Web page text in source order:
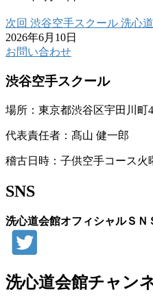
次回 渋谷空手スクール 洗心
2026年6月10日
お問い合わせ
渋谷空手スクール
場所：東京都渋谷区宇田川町
代表責任者：髙山 健一郎
稽古日時：子供空手コース火
SNS
洗心道会館オフィシャルＳ
洗心道会館チャン